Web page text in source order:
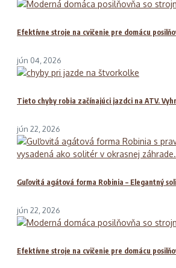
Efektívne stroje na cvičenie pre domácu
jún 04, 2026
Tieto chyby robia začínajúci jazdci na ATV.
jún 22, 2026
Guľovitá agátová forma Robinia – Elegantný
jún 22, 2026
Efektívne stroje na cvičenie pre domácu